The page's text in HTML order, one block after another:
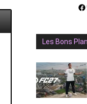
Les Bons